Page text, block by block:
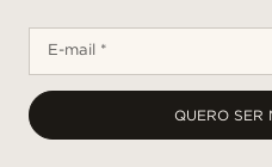
E-mail *
QUERO SER